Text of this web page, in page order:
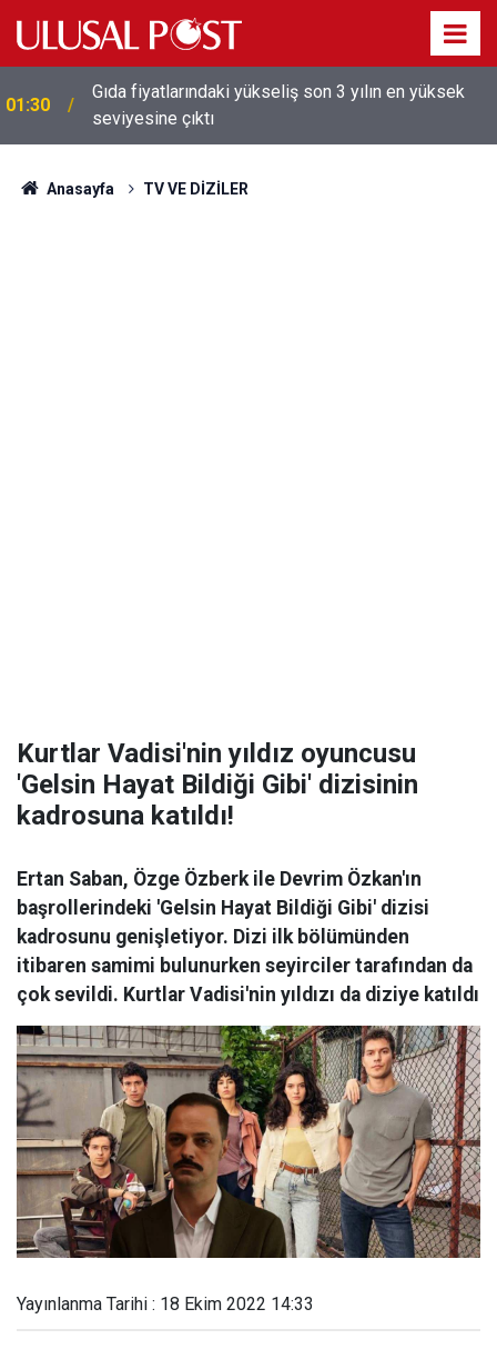
01:26
Galatasaray'dan sekiz kişi hakkında savcılığa suç
duyurusu
Anasayfa TV VE DİZİLER
Kurtlar Vadisi'nin yıldız oyuncusu
'Gelsin Hayat Bildiği Gibi' dizisinin
kadrosuna katıldı!
Ertan Saban, Özge Özberk ile Devrim Özkan'ın
başrollerindeki 'Gelsin Hayat Bildiği Gibi' dizisi
kadrosunu genişletiyor. Dizi ilk bölümünden
itibaren samimi bulunurken seyirciler tarafından da
çok sevildi. Kurtlar Vadisi'nin yıldızı da diziye katıldı
Yayınlanma Tarihi : 18 Ekim 2022 14:33